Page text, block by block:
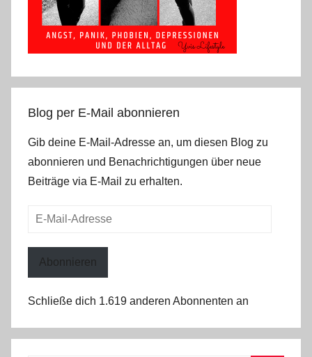
Blog per E-Mail abonnieren
Gib deine E-Mail-Adresse an, um diesen Blog zu
abonnieren und Benachrichtigungen über neue
Beiträge via E-Mail zu erhalten.
E-
Abonnieren
Schließe dich 1.619 anderen Abonnenten an